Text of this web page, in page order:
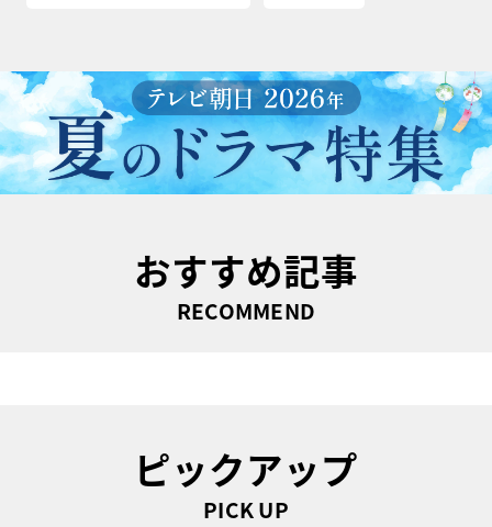
おすすめ記事
RECOMMEND
ピックアップ
PICK UP